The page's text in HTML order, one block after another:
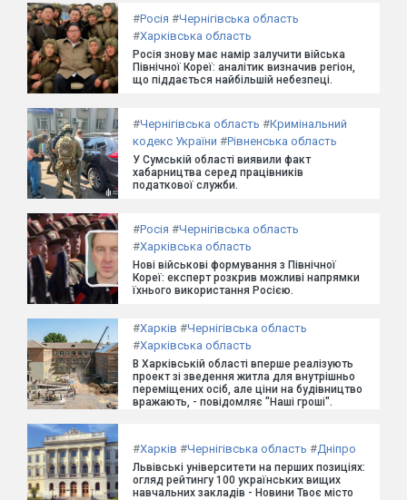
#Росія #Чернігівська область
#Харківська область
Росія знову має намір залучити війська
Північної Кореї: аналітик визначив регіон,
що піддається найбільшій небезпеці.
#Чернігівська область #Кримінальний
кодекс України #Рівненська область
У Сумській області виявили факт
хабарництва серед працівників
податкової служби.
#Росія #Чернігівська область
#Харківська область
Нові військові формування з Північної
Кореї: експерт розкрив можливі напрямки
їхнього використання Росією.
#Харків #Чернігівська область
#Харківська область
В Харківській області вперше реалізують
проект зі зведення житла для внутрішньо
переміщених осіб, але ціни на будівництво
вражають, - повідомляє "Наші гроші".
#Харків #Чернігівська область #Дніпро
Львівські університети на перших позиціях:
огляд рейтингу 100 українських вищих
навчальних закладів - Новини Твоє місто